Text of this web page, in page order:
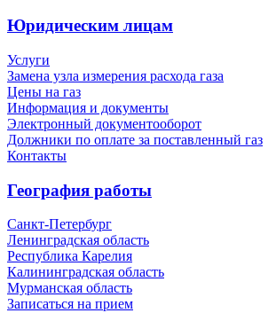
Юридическим лицам
Услуги
Замена узла измерения расхода газа
Цены на газ
Информация и документы
Электронный документооборот
Должники по оплате за поставленный газ
Контакты
География работы
Санкт-Петербург
Ленинградская область
Республика Карелия
Калининградская область
Мурманская область
Записаться на прием